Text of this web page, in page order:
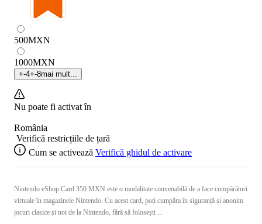
500MXN
1000MXN
+-4+-8mai mult...
Nu poate fi activat în
România
Verifică restricțiile de țară
Cum se activează Verifică ghidul de activare
Nintendo eShop Card 350 MXN este o modalitate convenabilă de a face cumpărături
virtuale în magazinele Nintendo. Cu acest card, poți cumpăra în siguranță și anonim
jocuri clasice și noi de la Nintendo, fără să folosești ...